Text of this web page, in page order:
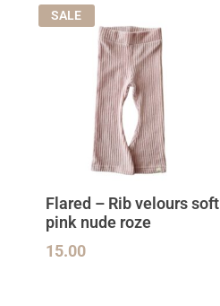
SALE
Flared – Rib velours soft
pink nude roze
15.00